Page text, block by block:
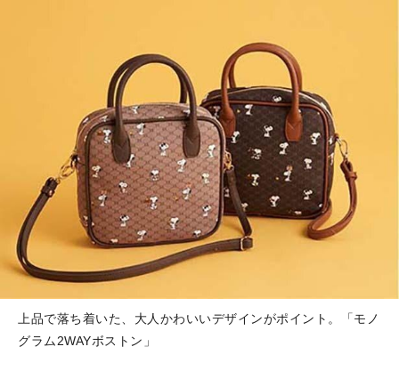
上品で落ち着いた、大人かわいいデザインがポイント。「モノ
グラム2WAYボストン」